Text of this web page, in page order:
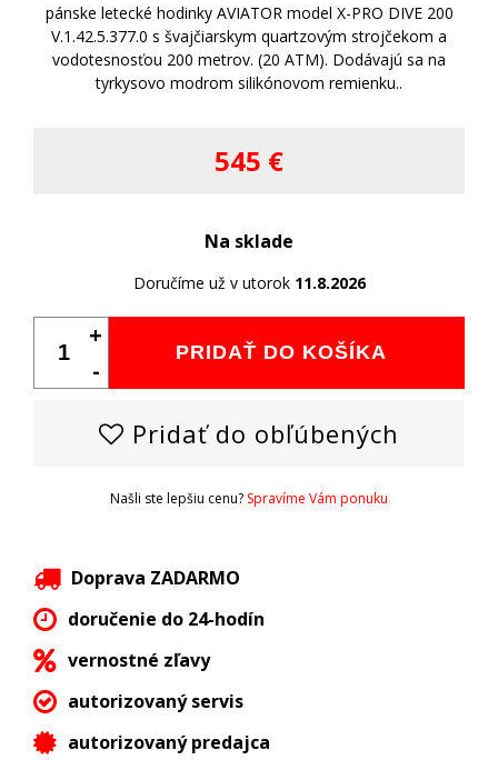
pánske letecké hodinky AVIATOR model X-PRO DIVE 200
V.1.42.5.377.0 s švajčiarskym quartzovým strojčekom a
vodotesnosťou 200 metrov. (20 ATM). Dodávajú sa na
tyrkysovo modrom silikónovom remienku..
545 €
Na sklade
Doručíme už v utorok 11.8.2026
PRIDAŤ DO KOŠÍKA
+
-
Pridať do obľúbených
Našli ste lepšiu cenu? Spravíme Vám ponuku
Doprava ZADARMO
doručenie do 24-hodín
vernostné zľavy
autorizovaný servis
autorizovaný predajca